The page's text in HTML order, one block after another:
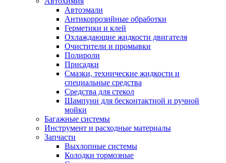
Автоэмали
Антикоррозийные обработки
Герметики и клей
Охлаждающие жидкости двигателя
Очистители и промывки
Полироли
Присадки
Смазки, технические жидкости и
специальные средства
Средства для стекол
Шампуни для бесконтактной и ручной
мойки
Багажные системы
Инструмент и расходные материалы
Запчасти
Выхлопные системы
Колодки тормозные